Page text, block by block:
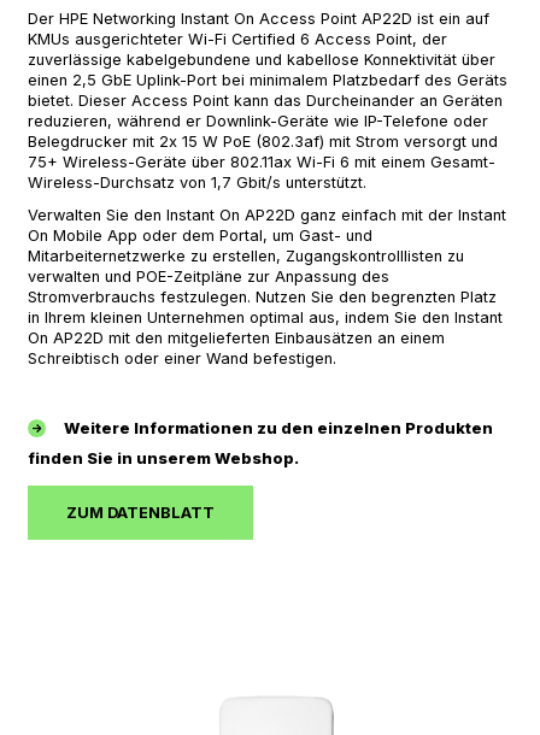
Der HPE Networking Instant On Access Point AP22D ist ein auf
KMUs ausgerichteter Wi-Fi Certified 6 Access Point, der
zuverlässige kabelgebundene und kabellose Konnektivität über
einen 2,5 GbE Uplink-Port bei minimalem Platzbedarf des Geräts
bietet. Dieser Access Point kann das Durcheinander an Geräten
reduzieren, während er Downlink-Geräte wie IP-Telefone oder
Belegdrucker mit 2x 15 W PoE (802.3af) mit Strom versorgt und
75+ Wireless-Geräte über 802.11ax Wi-Fi 6 mit einem Gesamt-
Wireless-Durchsatz von 1,7 Gbit/s unterstützt.
Verwalten Sie den Instant On AP22D ganz einfach mit der Instant
On Mobile App oder dem Portal, um Gast- und
Mitarbeiternetzwerke zu erstellen, Zugangskontrolllisten zu
verwalten und POE-Zeitpläne zur Anpassung des
Stromverbrauchs festzulegen. Nutzen Sie den begrenzten Platz
in Ihrem kleinen Unternehmen optimal aus, indem Sie den Instant
On AP22D mit den mitgelieferten Einbausätzen an einem
Schreibtisch oder einer Wand befestigen.
Weitere Informationen zu den einzelnen Produkten
finden Sie in unserem Webshop.
ZUM DATENBLATT